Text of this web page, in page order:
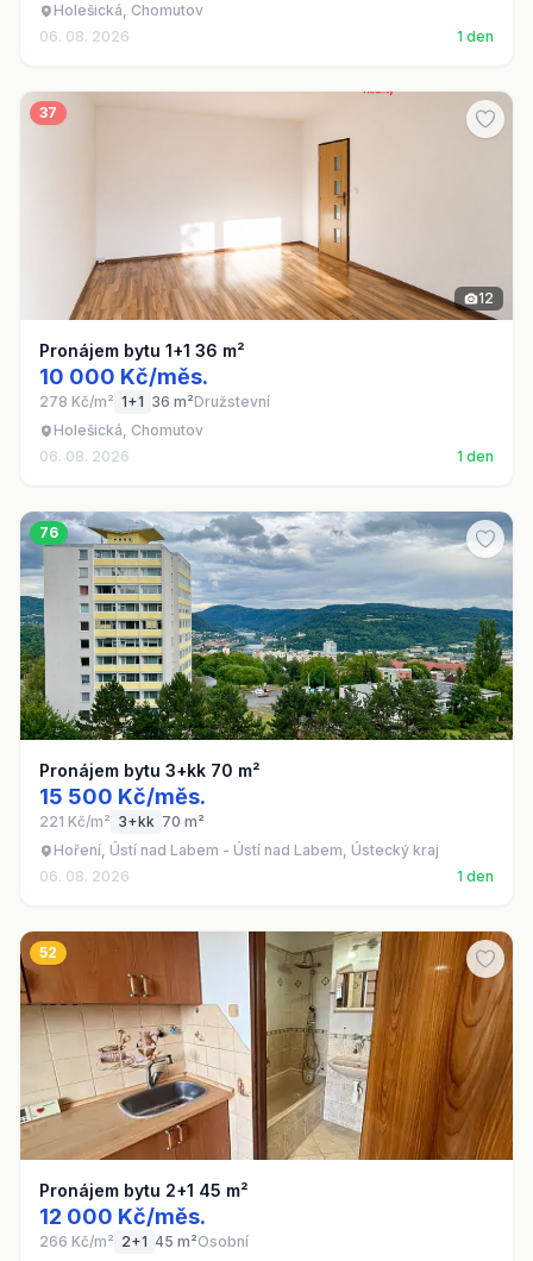
Holešická, Chomutov
06. 08. 2026
1 den
37
12
Pronájem bytu 1+1 36 m²
10 000 Kč/měs.
278 Kč/m² 1+1 36 m²Družstevní
Holešická, Chomutov
06. 08. 2026
1 den
76
Pronájem bytu 3+kk 70 m²
15 500 Kč/měs.
221 Kč/m² 3+kk 70 m²
Hoření, Ústí nad Labem - Ústí nad Labem, Ústecký kraj
06. 08. 2026
1 den
52
Pronájem bytu 2+1 45 m²
12 000 Kč/měs.
266 Kč/m² 2+1 45 m²Osobní